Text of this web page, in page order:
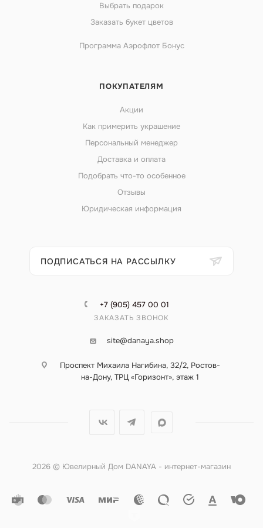
Выбрать подарок
Заказать букет цветов
Программа Аэрофлот Бонус
ПОКУПАТЕЛЯМ
Акции
Как примерить украшение
Персональный менеджер
Доставка и оплата
Подобрать что-то особенное
Отзывы
Юридическая информация
ПОДПИСАТЬСЯ НА РАССЫЛКУ
+7 (905) 457 00 01
ЗАКАЗАТЬ ЗВОНОК
site@danaya.shop
Проспект Михаила Нагибина, 32/2, Ростов-
на-Дону, ТРЦ «Горизонт», этаж 1
2026 © Ювелирный Дом DANAYA - интернет-магазин